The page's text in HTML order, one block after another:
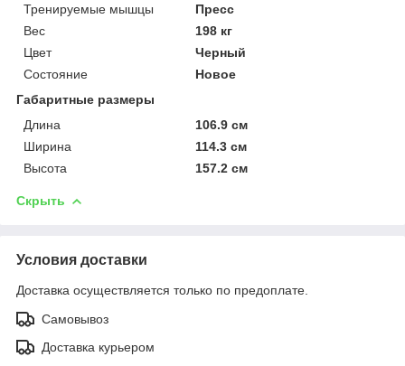
Тренируемые мышцы
Пресс
Вес
198 кг
Цвет
Черный
Состояние
Новое
Габаритные размеры
Длина
106.9 см
Ширина
114.3 см
Высота
157.2 см
Скрыть
Условия доставки
Доставка осуществляется только по предоплате.
Самовывоз
Доставка курьером